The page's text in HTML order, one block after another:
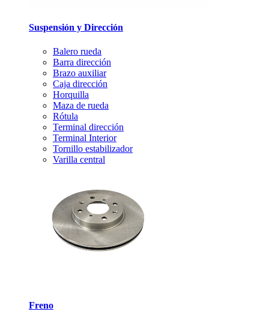
Suspensión y Dirección
Balero rueda
Barra dirección
Brazo auxiliar
Caja dirección
Horquilla
Maza de rueda
Rótula
Terminal dirección
Terminal Interior
Tornillo estabilizador
Varilla central
Freno